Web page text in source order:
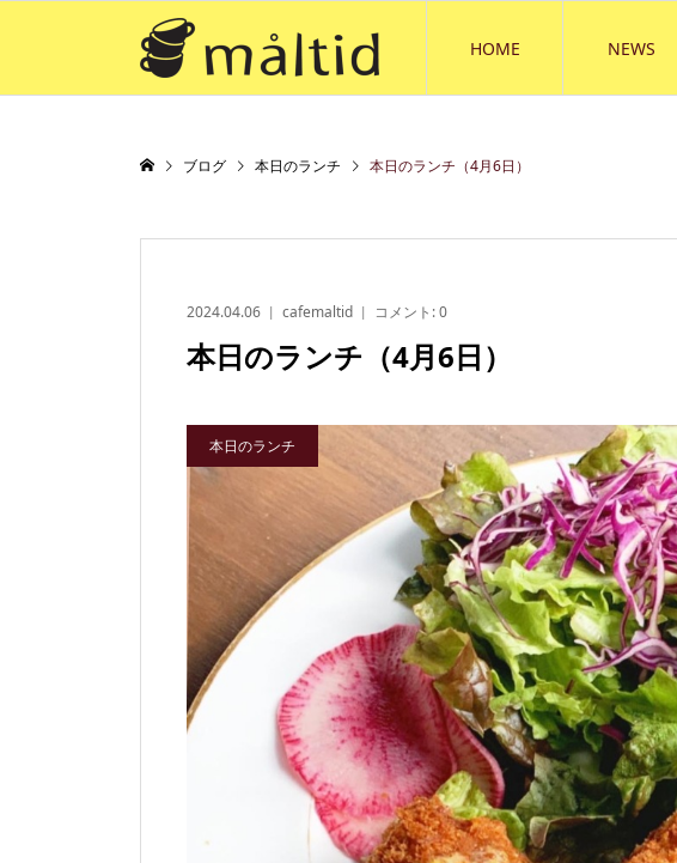
HOME NEWS
ブログ 本日のランチ 本日のランチ（4月6日）
2024.04.06 cafemaltid コメント:0
本日のランチ（4月6日）
本日のランチ